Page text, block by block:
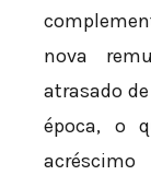
nova
atrasado
época, o